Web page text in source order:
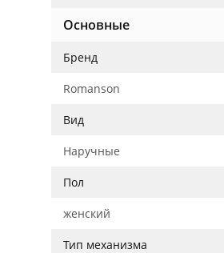
Основные
Бренд
Romanson
Вид
Наручные
Пол
женский
Тип механизма